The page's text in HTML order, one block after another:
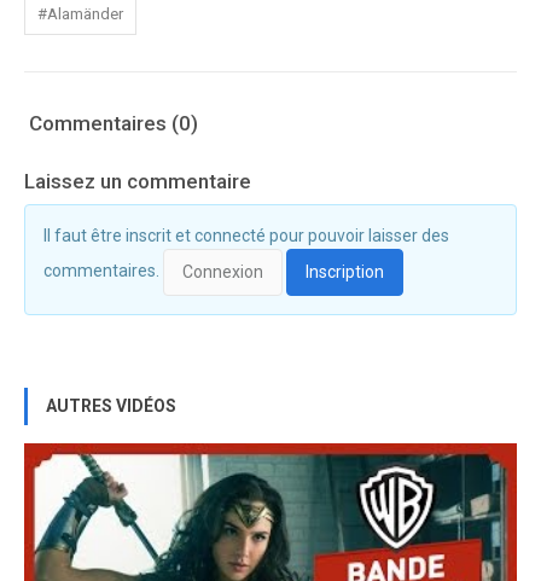
#Alamänder
Commentaires (0)
Laissez un commentaire
Il faut être inscrit et connecté pour pouvoir laisser des
commentaires.
Connexion Inscription
AUTRES VIDÉOS